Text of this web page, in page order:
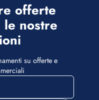
offerte
le nostre
su offerte e